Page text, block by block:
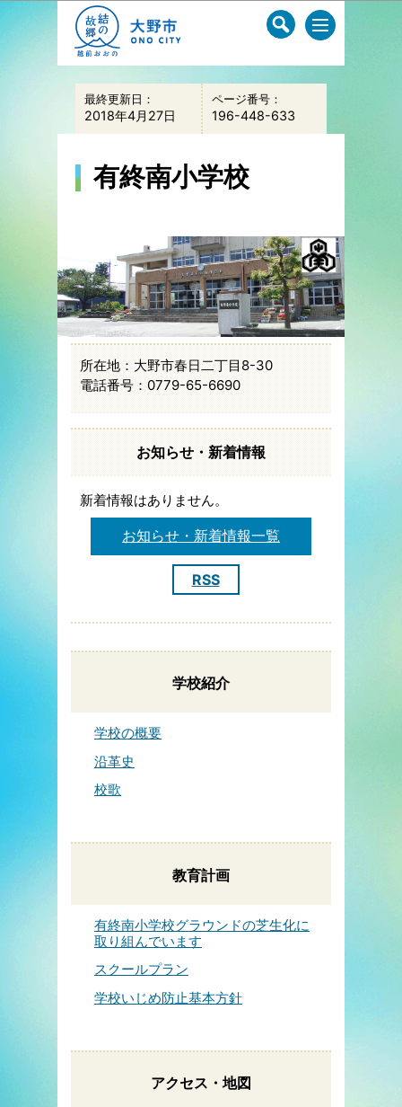
このページの本文へ移動
最終更新日：
2018年4月27日
ページ番号：
196-448-633
有終南小学校
所在地：大野市春日二丁目8-30
電話番号：0779-65-6690
お知らせ・新着情報
新着情報はありません。
お知らせ・新着情報一覧
RSS
学校紹介
学校の概要
沿革史
校歌
教育計画
有終南小学校グラウンドの芝生化に
取り組んでいます
スクールプラン
学校いじめ防止基本方針
アクセス・地図